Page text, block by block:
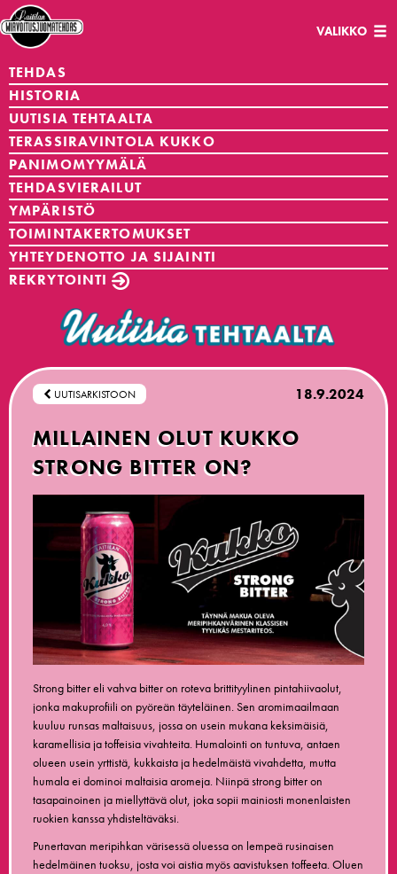
Avaa/sulje
VALIKKO
TEHDAS
HISTORIA
UUTISIA TEHTAALTA
TERASSIRAVINTOLA KUKKO
PANIMOMYYMÄLÄ
TEHDASVIERAILUT
YMPÄRISTÖ
TOIMINTAKERTOMUKSET
YHTEYDENOTTO JA SIJAINTI
REKRYTOINTI
UUTISARKISTOON 18.9.2024
MILLAINEN OLUT KUKKO
STRONG BITTER ON?
Strong bitter eli vahva bitter on roteva brittityylinen pintahiivaolut,
jonka makuprofiili on pyöreän täyteläinen. Sen aromimaailmaan
kuuluu runsas maltaisuus, jossa on usein mukana keksimäisiä,
karamellisia ja toffeisia vivahteita. Humalointi on tuntuva, antaen
olueen usein yrttistä, kukkaista ja hedelmäistä vivahdetta, mutta
humala ei dominoi maltaisia aromeja. Niinpä strong bitter on
tasapainoinen ja miellyttävä olut, joka sopii mainiosti monenlaisten
ruokien kanssa yhdisteltäväksi.
Punertavan meripihkan värisessä oluessa on lempeä rusinaisen
hedelmäinen tuoksu, josta voi aistia myös aavistuksen toffeeta. Oluen